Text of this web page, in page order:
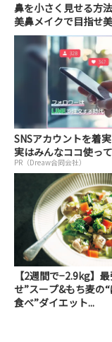
鼻を小さく見せる方
美鼻メイクで目指せ
SNSアカウントを着実
実はみんなココ使って
PR（Dreaw合同会社）
【2週間で−2.9kg】
せ”スープ&もち麦の
食べ”ダイエット...